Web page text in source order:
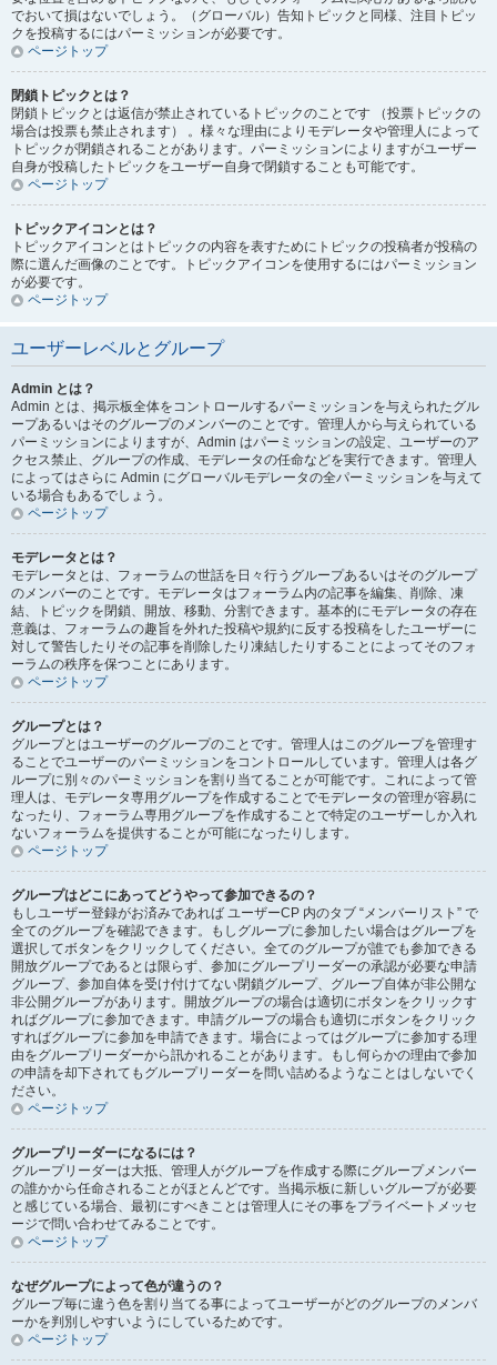
でおいて損はないでしょう。（グローバル）告知トピックと同様、注目トピッ
クを投稿するにはパーミッションが必要です。
ページトップ
閉鎖トピックとは？
閉鎖トピックとは返信が禁止されているトピックのことです （投票トピックの
場合は投票も禁止されます） 。様々な理由によりモデレータや管理人によって
トピックが閉鎖されることがあります。パーミッションによりますがユーザー
自身が投稿したトピックをユーザー自身で閉鎖することも可能です。
ページトップ
トピックアイコンとは？
トピックアイコンとはトピックの内容を表すためにトピックの投稿者が投稿の
際に選んだ画像のことです。トピックアイコンを使用するにはパーミッション
が必要です。
ページトップ
ユーザーレベルとグループ
Admin とは？
Admin とは、掲示板全体をコントロールするパーミッションを与えられたグル
ープあるいはそのグループのメンバーのことです。管理人から与えられている
パーミッションによりますが、Admin はパーミッションの設定、ユーザーのア
クセス禁止、グループの作成、モデレータの任命などを実行できます。管理人
によってはさらに Admin にグローバルモデレータの全パーミッションを与えて
いる場合もあるでしょう。
ページトップ
モデレータとは？
モデレータとは、フォーラムの世話を日々行うグループあるいはそのグループ
のメンバーのことです。モデレータはフォーラム内の記事を編集、削除、凍
結、トピックを閉鎖、開放、移動、分割できます。基本的にモデレータの存在
意義は、フォーラムの趣旨を外れた投稿や規約に反する投稿をしたユーザーに
対して警告したりその記事を削除したり凍結したりすることによってそのフォ
ーラムの秩序を保つことにあります。
ページトップ
グループとは？
グループとはユーザーのグループのことです。管理人はこのグループを管理す
ることでユーザーのパーミッションをコントロールしています。管理人は各グ
ループに別々のパーミッションを割り当てることが可能です。これによって管
理人は、モデレータ専用グループを作成することでモデレータの管理が容易に
なったり、フォーラム専用グループを作成することで特定のユーザーしか入れ
ないフォーラムを提供することが可能になったりします。
ページトップ
グループはどこにあってどうやって参加できるの？
もしユーザー登録がお済みであれば ユーザーCP 内のタブ “メンバーリスト” で
全てのグループを確認できます。もしグループに参加したい場合はグループを
選択してボタンをクリックしてください。全てのグループが誰でも参加できる
開放グループであるとは限らず、参加にグループリーダーの承認が必要な申請
グループ、参加自体を受け付けてない閉鎖グループ、グループ自体が非公開な
非公開グループがあります。開放グループの場合は適切にボタンをクリックす
ればグループに参加できます。申請グループの場合も適切にボタンをクリック
すればグループに参加を申請できます。場合によってはグループに参加する理
由をグループリーダーから訊かれることがあります。もし何らかの理由で参加
の申請を却下されてもグループリーダーを問い詰めるようなことはしないでく
ださい。
ページトップ
グループリーダーになるには？
グループリーダーは大抵、管理人がグループを作成する際にグループメンバー
の誰かから任命されることがほとんどです。当掲示板に新しいグループが必要
と感じている場合、最初にすべきことは管理人にその事をプライベートメッセ
ージで問い合わせてみることです。
ページトップ
なぜグループによって色が違うの？
グループ毎に違う色を割り当てる事によってユーザーがどのグループのメンバ
ーかを判別しやすいようにしているためです。
ページトップ